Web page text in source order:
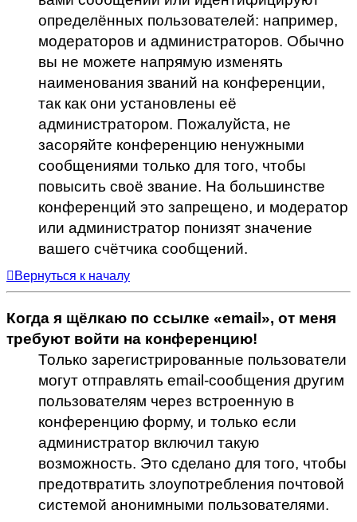
определённых пользователей: например,
модераторов и администраторов. Обычно
вы не можете напрямую изменять
наименования званий на конференции,
так как они установлены её
администратором. Пожалуйста, не
засоряйте конференцию ненужными
сообщениями только для того, чтобы
повысить своё звание. На большинстве
конференций это запрещено, и модератор
или администратор понизят значение
вашего счётчика сообщений.
Вернуться к началу
Когда я щёлкаю по ссылке «email», от меня
требуют войти на конференцию!
Только зарегистрированные пользователи
могут отправлять email-сообщения другим
пользователям через встроенную в
конференцию форму, и только если
администратор включил такую
возможность. Это сделано для того, чтобы
предотвратить злоупотребления почтовой
системой анонимными пользователями.